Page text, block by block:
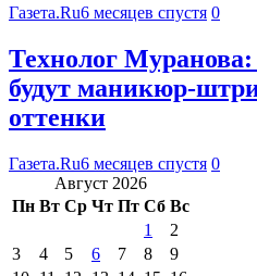
Газета.Ru6 месяцев спустя 0
Технолог Муранова:
будут маникюр-
оттенки
Газета.Ru6 месяцев спустя 0
Август 2026
Пн Вт Ср Чт Пт Сб Вс
1
2
3
4 5 6 7 8
9